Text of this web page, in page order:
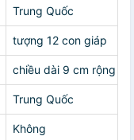
Trung Quốc
tượng 12 con giáp
chiều dài 9 cm rộng 6
Trung Quốc
Không